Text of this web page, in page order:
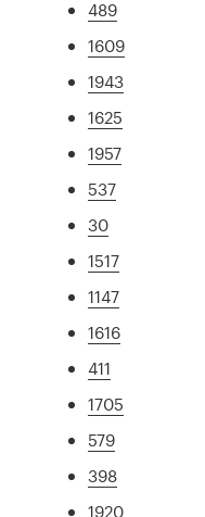
489
1609
1943
1625
1957
537
30
1517
1147
1616
411
1705
579
398
1920